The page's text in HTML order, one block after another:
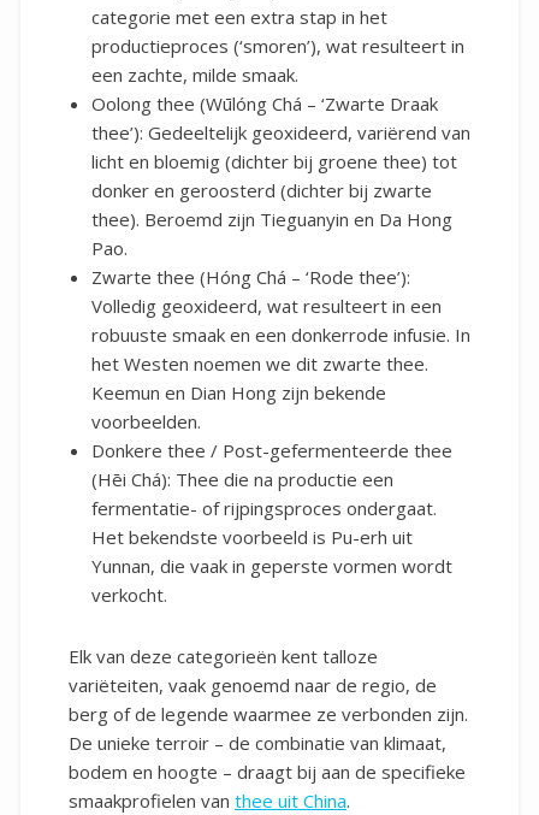
categorie met een extra stap in het
productieproces (‘smoren’), wat resulteert in
een zachte, milde smaak.
Oolong thee (Wūlóng Chá – ‘Zwarte Draak
thee’): Gedeeltelijk geoxideerd, variërend van
licht en bloemig (dichter bij groene thee) tot
donker en geroosterd (dichter bij zwarte
thee). Beroemd zijn Tieguanyin en Da Hong
Pao.
Zwarte thee (Hóng Chá – ‘Rode thee’):
Volledig geoxideerd, wat resulteert in een
robuuste smaak en een donkerrode infusie. In
het Westen noemen we dit zwarte thee.
Keemun en Dian Hong zijn bekende
voorbeelden.
Donkere thee / Post-gefermenteerde thee
(Hēi Chá): Thee die na productie een
fermentatie- of rijpingsproces ondergaat.
Het bekendste voorbeeld is Pu-erh uit
Yunnan, die vaak in geperste vormen wordt
verkocht.
Elk van deze categorieën kent talloze
variëteiten, vaak genoemd naar de regio, de
berg of de legende waarmee ze verbonden zijn.
De unieke terroir – de combinatie van klimaat,
bodem en hoogte – draagt bij aan de specifieke
smaakprofielen van thee uit China.